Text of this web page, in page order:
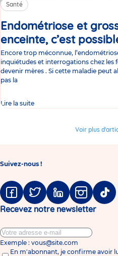
Santé
Endométriose et
enceinte, c’est
Encore trop méconnue,
inquiétudes et interrogations chez les
devenir mères . Si cette maladie peut
pas la
Lire la suite
Voir plus
Suivez-nous !
Facebook
TwitterLinkedinInstagram
Tiktok
Recevez notre newsletter
Exemple : vous@site.com
En m'abonnant, je confirme avoir